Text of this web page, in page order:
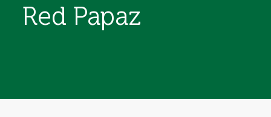
Red Papaz